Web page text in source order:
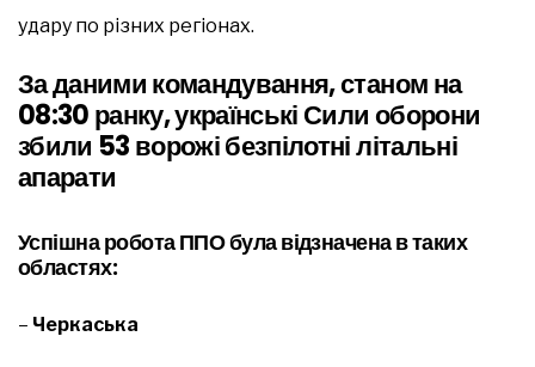
удару по різних регіонах.
За даними командування, станом на
08:30 ранку, українські Сили оборони
збили 53 ворожі безпілотні літальні
апарати
Успішна робота ППО була відзначена в таких
областях:
– Черкаська